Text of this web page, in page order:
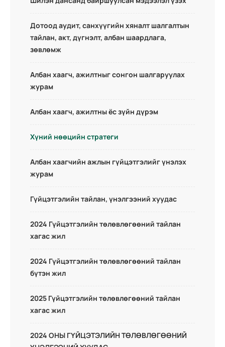
Дотоод аудит, санхүүгийн хяналт шалгалтын
тайлан, акт, дүгнэлт, албан шаардлага,
зөвлөмж
Албан хаагч, ажилтныг сонгон шалгаруулах
журам
Албан хаагч, ажилтны ёс зүйн дүрэм
Хүний нөөцийн стратеги
Албан хаагчийн ажлын гүйцэтгэлийг үнэлэх
журам
Гүйцэтгэлийн тайлан, үнэлгээний хуудас
2024 Гүйцэтгэлийн төлөвлөгөөний тайлан
хагас жил
2024 Гүйцэтгэлийн төлөвлөгөөний тайлан
бүтэн жил
2025 Гүйцэтгэлийн төлөвлөгөөний тайлан
хагас жил
2024 ОНЫ ГҮЙЦЭТЭЛИЙН ТӨЛӨВЛӨГӨӨНИЙ